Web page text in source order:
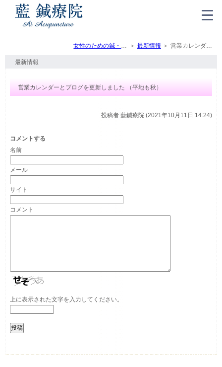
女性のための鍼・灸・マッサージ（トップ） 最新情報 営業カレンダーとブログを更新しました （平地も秋）
最新情報
営業カレンダーとブログを更新しました （平地も秋）
投稿者 藍鍼療院 (2021年10月11日 14:24)
コメントする
名前
メール
サイト
上に表示された文字を入力してください。
コメント